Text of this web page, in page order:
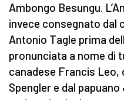
Ambongo Besungu.
invece consegnato dal
Antonio Tagle prima
pronunciata a nome di
canadese Francis Leo,
Spengler e dal